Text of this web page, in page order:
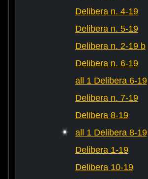
Delibera n. 4-19
Delibera n. 5-19
Delibera n. 2-19 b
Delibera n. 6-19
all 1 Delibera 6-19
Delibera n. 7-19
Delibera 8-19
all 1 Delibera 8-19
Delibera 1-19
Delibera 10-19